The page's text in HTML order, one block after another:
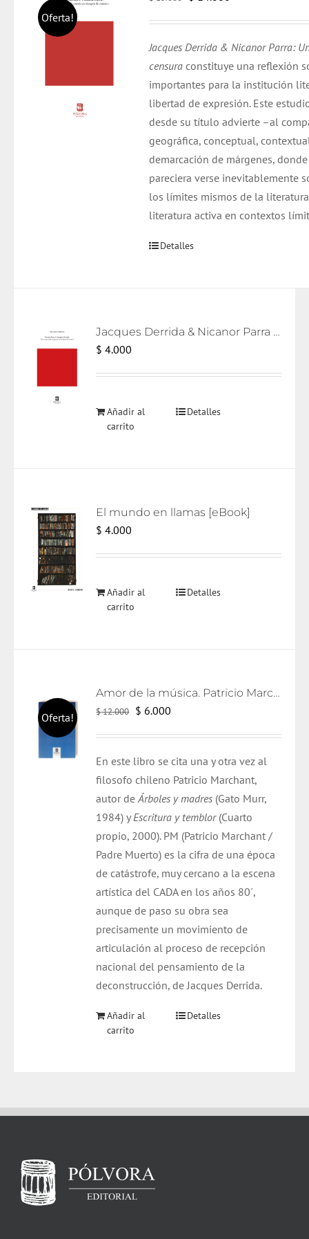
Oferta!
era:
$ 15.000.
es:
$ 14.000.
Jacques Derrida & Nicanor Parra:
censura constituye una reflexión
importantes para la institución
libertad de expresión. Este
desde su título advierte –al
geográfica, conceptual,
demarcación de márgenes,
pareciera verse inevitablemente
los límites mismos de la
literatura activa en contextos
Detalles
Jacques Derrida & Nicanor Parra [eBook]
$ 4.000
Añadir al
carrito
Detalles
El mundo en llamas [eBook]
$ 4.000
Añadir al
carrito
Detalles
Oferta!
Amor de la música. Patricio Marchant.
$12.000 El
era:
$ 12.000.
$ 6.000
es:
$ 6.000.
En este libro se cita una y otra vez al
filosofo chileno Patricio Marchant,
autor deÁrboles y madres (Gato Murr,
1984) yEscritura y temblor(Cuarto
propio, 2000). PM (Patricio Marchant /
Padre Muerto) es la cifra de una época
de catástrofe, muy cercano a la escena
artística del CADA en los años 80´,
aunque de paso su obra sea
precisamente un movimiento de
articulación al proceso de recepción
nacional del pensamiento de la
deconstrucción, de Jacques Derrida.
Añadir al
carrito
Detalles